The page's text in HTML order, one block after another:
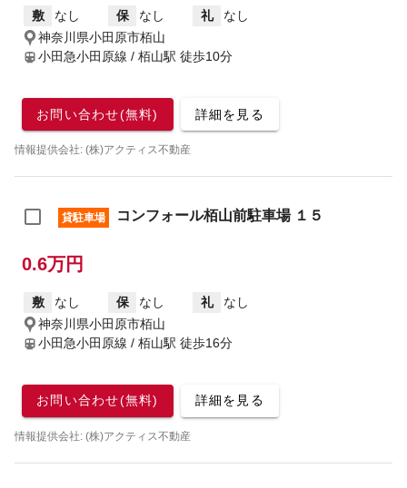
敷 なし 保 なし 礼
なし
神奈川県小田原市栢山
小田急小田原線 / 栢山駅 徒歩10分
お問い合わせ(無料) 詳細を見る
情報提供会社: (株)アクティス不動産
貸駐車場 コンフォール栢山前駐車場 １５
0.6万円
敷 なし 保 なし 礼
なし
神奈川県小田原市栢山
小田急小田原線 / 栢山駅 徒歩16分
お問い合わせ(無料) 詳細を見る
情報提供会社: (株)アクティス不動産